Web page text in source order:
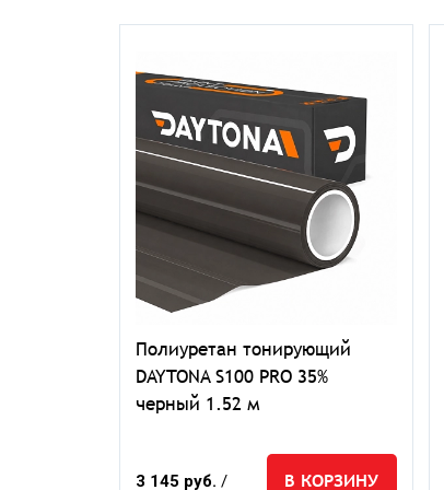
Полиуретан тонирующий
DAYTONA S100 PRO 35%
черный 1.52 м
3 145 руб. / В КОРЗИНУ